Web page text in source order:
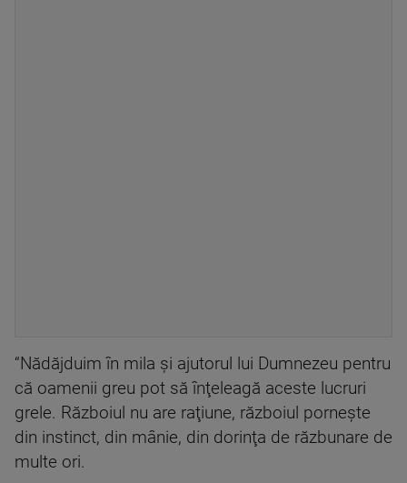
“Nădăjduim în mila şi ajutorul lui Dumnezeu pentru
că oamenii greu pot să înţeleagă aceste lucruri
grele. Războiul nu are raţiune, războiul porneşte
din instinct, din mânie, din dorinţa de răzbunare de
multe ori.